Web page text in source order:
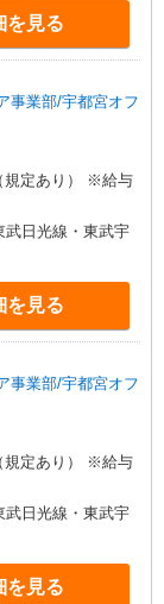
を見る
事業部/宇都宮オフ
り） ※給与
日光線・東武宇
を見る
事業部/宇都宮オフ
り） ※給与
日光線・東武宇
を見る